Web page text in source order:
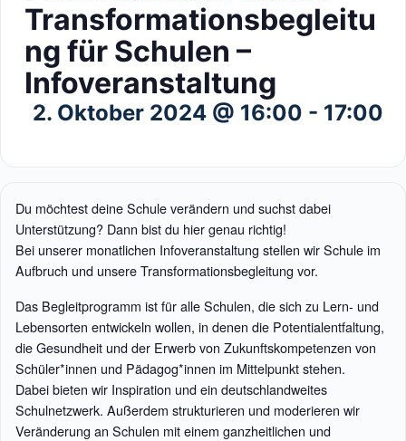
Transformationsbegleitu
ng für Schulen –
Infoveranstaltung
2. Oktober 2024 @ 16:00 - 17:00
Du möchtest deine Schule verändern und suchst dabei
Unterstützung? Dann bist du hier genau richtig!
Bei unserer monatlichen Infoveranstaltung stellen wir Schule im
Aufbruch und unsere Transformationsbegleitung vor.
Das Begleitprogramm ist für alle Schulen, die sich zu Lern- und
Lebensorten entwickeln wollen, in denen die Potentialentfaltung,
die Gesundheit und der Erwerb von Zukunftskompetenzen von
Schüler*innen und Pädagog*innen im Mittelpunkt stehen.
Dabei bieten wir Inspiration und ein deutschlandweites
Schulnetzwerk. Außerdem strukturieren und moderieren wir
Veränderung an Schulen mit einem ganzheitlichen und